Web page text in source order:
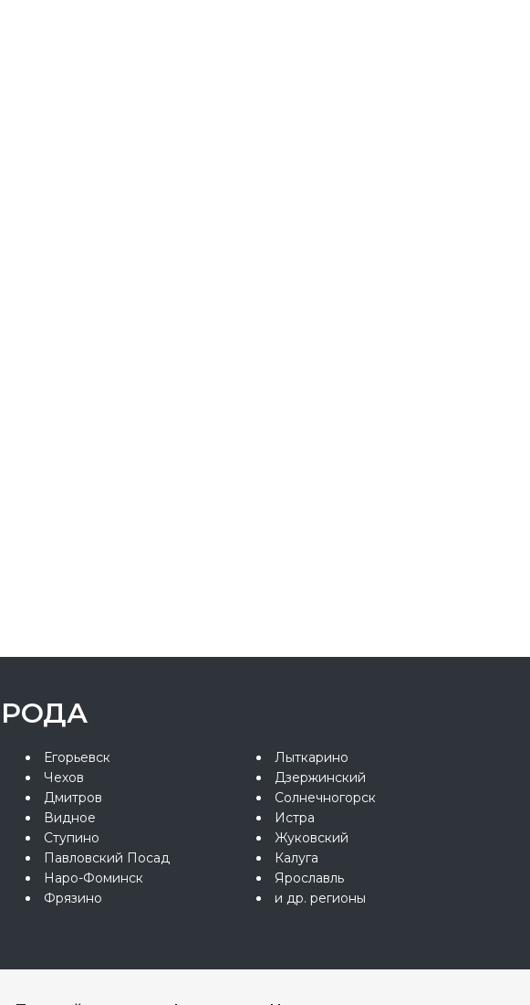
Егорьевск
Чехов
Дмитров
Видное
Ступино
Павловский Посад
Наро-Фоминск
Фрязино
Лыткарино
Дзержинский
Солнечногорск
Истра
Жуковский
Калуга
Ярославль
и др. регионы